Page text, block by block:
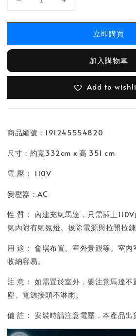
立即購買
加入購物車
Add to
商品編號：191245554820
尺寸：約寬332cm x 高 351 cm
電 壓： 110V
變壓器：AC
性 質： 內建充氣馬達，只需插上
氣內附有氣氛燈。拔除電源與拉開拉鍊
用 途： 會場布置、室外景觀等。室內
收納容易。
注 意： 如需置於室外，要注意馬達
塵、電源接頭不淋雨。
備 註： 安裝時請注意電壓，本產品出